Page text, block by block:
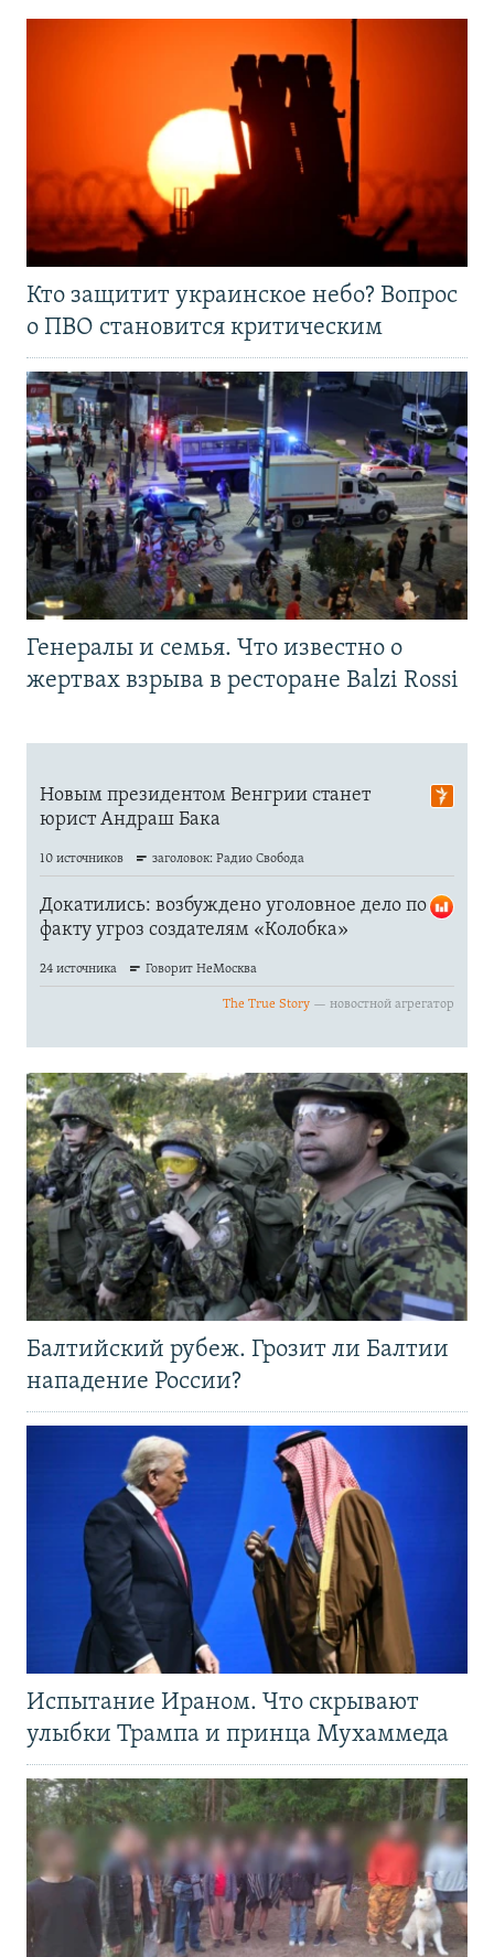
Кто защитит украинское небо? Вопрос
о ПВО становится критическим
Генералы и семья. Что известно о
жертвах взрыва в ресторане Balzi Rossi
Балтийский рубеж. Грозит ли Балтии
нападение России?
Испытание Ираном. Что скрывают
улыбки Трампа и принца Мухаммеда